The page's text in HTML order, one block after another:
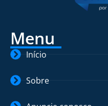
Menu
Início
Sobre